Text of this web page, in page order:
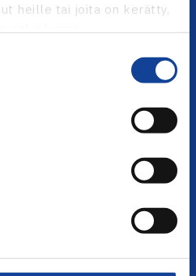
heille tai joita on kerätty,